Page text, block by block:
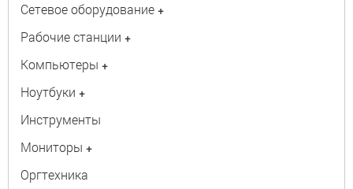
Сетевое оборудование +
Рабочие станции +
Компьютеры +
Ноутбуки +
Инструменты
Мониторы +
Оргтехника